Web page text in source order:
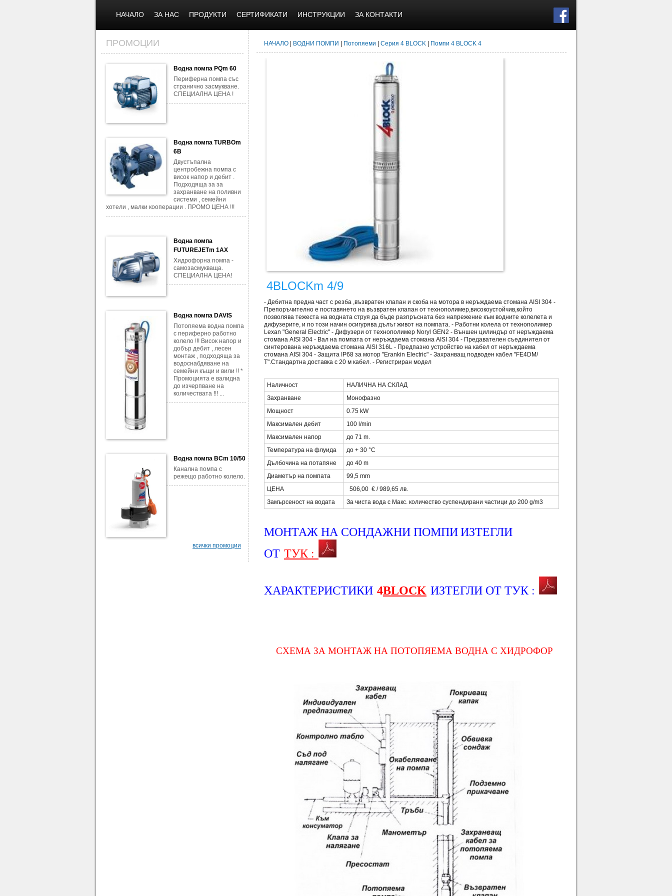
НАЧАЛО ЗА НАС ПРОДУКТИ СЕРТИФИКАТИ ИНСТРУКЦИИ ЗА КОНТАКТИ
ПРОМОЦИИ
Водна помпа PQm 60
Периферна помпа със
странично засмукване.
СПЕЦИАЛНА ЦЕНА !
Водна помпа TURBOm
6B
Двустъпална
центробежна помпа с
висок напор и дебит .
Подходяща за за
захранване на поливни
системи , семейни
хотели , малки кооперации . ПРОМО ЦЕНА !!!
Водна помпа
FUTUREJETm 1AX
Хидрофорна помпа -
самозасмукваща.
СПЕЦИАЛНА ЦЕНА!
Водна помпа DAVIS
Потопяема водна помпа
с периферно работно
колело !!! Висок напор и
добър дебит , лесен
монтаж , подходяща за
водоснабдяване на
семейни къщи и вили !! *
Промоцията е валидна
до изчерпване на
количествата !!! ...
Водна помпа BCm 10/50
Канална помпа с
режещо работно колело.
всички промоции
НАЧАЛО ВОДНИ ПОМПИ Потопяеми Серия 4 BLOCK Помпи 4 BLOCK 4
4BLOCKm 4/9
- Дебитна предна част с резба ,възвратен клапан и скоба на мотора в неръждаема стомана AISI 304 -
Препоръчително е поставянето на възвратен клапан от технополимер,високоустойчив,който
позволява тежеста на водната струя да бъде разпръсната без напрежение към водните колелета и
дифузерите, и по този начин осигурява дълъг живот на помпата. - Работни колела от технополимер
Lexan "General Electric" - Дифузери от технополимер Noryl GEN2 - Външен цилиндър от неръждаема
стомана AISI 304 - Вал на помпата от неръждаема стомана AISI 304 - Предавателен съединител от
синтерована неръждаема стомана AISI 316L - Предпазно устройство на кабел от неръждаема
стомана AISI 304 - Защита IP68 за мотор "Erankin Electric" - Захранващ подводен кабел "FE4DM/
Т".Стандартна доставка с 20 м кабел. - Регистриран модел
Наличност
НАЛИЧНА НА СКЛАД
Захранване
Монофазно
Мощност
0.75 kW
Максимален дебит
100 l/min
Максимален напор
до 71 m.
Температура на флуида
до + 30 °C
Дълбочина на потапяне
до 40 m
Диаметър на помпата
99,5 mm
ЦЕНА
506,00 € / 989,65 лв.
Замърсеност на водата
За чиста вода с Mакс. количество суспендирани частици до 200 g/m3
МОНТАЖ НА СОНДАЖНИ ПОМПИИЗТЕГЛИ
ОТ ТУК :
ХАРАКТЕРИСТИКИ 4BLOCK ИЗТЕГЛИ ОТ ТУК :
СХЕМА ЗА МОНТАЖ НА ПОТОПЯЕМА ВОДНА С ХИДРОФОР